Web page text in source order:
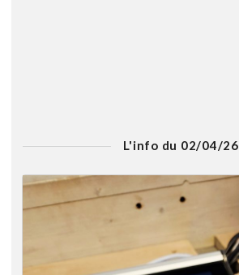
L'info du 02/04/26